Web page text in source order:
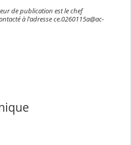
de publication est le chef
à l'adresse ce.0260115a@ac-